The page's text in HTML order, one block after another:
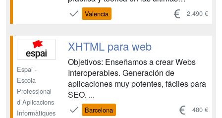
técnicas y herramientas de
ciberseguridad, preparándote para
cibernéticas. Hay cuatro convocatorias
anuales con fecha de inicio en Oct...
Valencia 2.490 €
Espai -
Escola
Professional
d`Aplicacions
Informàtiques
XHTML para web
Objetivos: Enseñamos a crear Webs
Interoperables. Generación de
aplicaciones muy potentes, fáciles para
SEO. ...
Barcelona 480 €